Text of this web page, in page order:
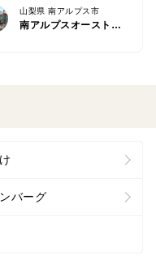
山梨県 南アルプス市
南アルプスオーストリッチファーム
バーグ